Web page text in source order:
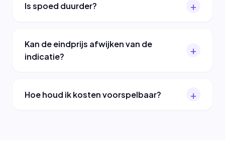
Is spoed duurder?
Kan de eindprijs afwijken van de
indicatie?
Hoe houd ik kosten voorspelbaar?